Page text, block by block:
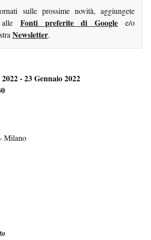
sulle prossime novità, aggiungete
alle Fonti preferite di Google e/o
Newsletter.
- 23 Gennaio 2022
Milano